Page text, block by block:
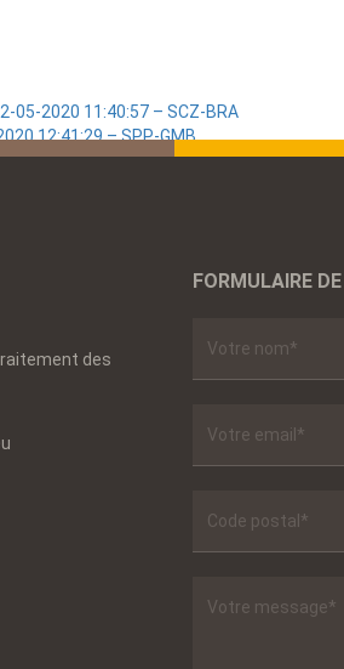
05-2020 11:40:57 – SCZ-BRA
12:41:29 – SPP-GMB
des
FORMULAIRE